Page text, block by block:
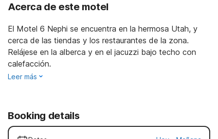
Acerca de este motel
El Motel 6 Nephi se encuentra en la hermosa Utah, y
cerca de las tiendas y los restaurantes de la zona.
Relájese en la alberca y en el jacuzzi bajo techo con
calefacción.
Leer más
Booking details